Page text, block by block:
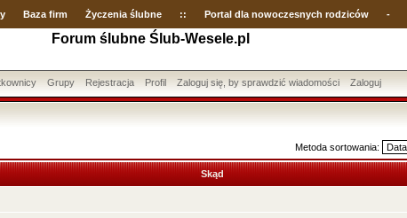
Baza firm Życzenia ślubne :: Portal dla nowoczesnych rodziców -
Forum ślubne Ślub-Wesele.pl
Grupy Rejestracja Profil Zaloguj się, by sprawdzić wiadomości Zaloguj
Metoda sortowania:
Skąd